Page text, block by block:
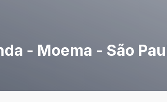
- Moema - São